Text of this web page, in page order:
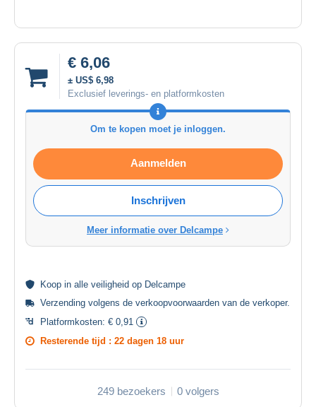
€ 6,06
± US$ 6,98
Exclusief leverings- en platformkosten
Om te kopen moet je inloggen.
Aanmelden
Inschrijven
Meer informatie over Delcampe
Koop in alle veiligheid op Delcampe
Verzending volgens de verkoopvoorwaarden van de verkoper.
Platformkosten: € 0,91
Resterende tijd : 22 dagen 18 uur
249 bezoekers 0 volgers